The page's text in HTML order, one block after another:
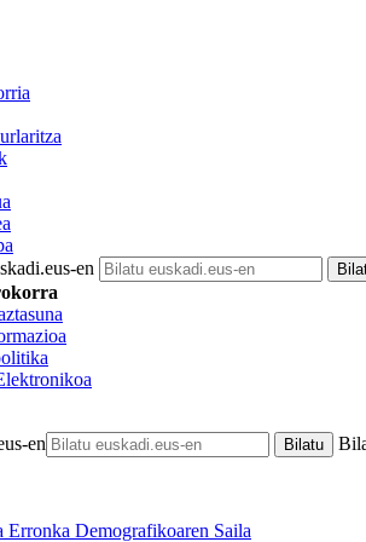
en
en
Erronka Demografikoaren Saila